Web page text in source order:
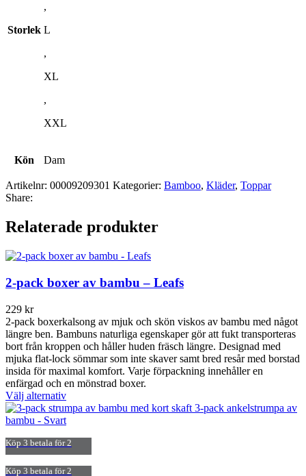
Storlek
,
L
,
XL
,
XXL
Kön Dam
Artikelnr: 00009209301 Kategorier: Bamboo, Kläder, Toppar
Share:
Relaterade produkter
2-pack boxer av bambu – Leafs
229 kr
2-pack boxerkalsong av mjuk och skön viskos av bambu med något
längre ben. Bambuns naturliga egenskaper gör att fukt transporteras
bort från kroppen och håller huden fräsch längre. Designad med
mjuka flat-lock sömmar som inte skaver samt bred resår med borstad
insida för maximal komfort. Varje förpackning innehåller en
enfärgad och en mönstrad boxer.
Välj alternativDen
här
produkten
flera
varianter.
De
Köp 3 betala för 2
Köp 3 betala för 2